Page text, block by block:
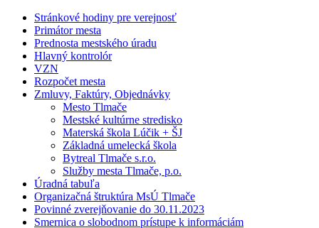
Stránkové hodiny pre verejnosť
Primátor mesta
Prednosta mestského úradu
Hlavný kontrolór
VZN
Rozpočet mesta
Zmluvy, Faktúry, Objednávky
Mesto Tlmače
Mestské kultúrne stredisko
Materská škola Lúčik + ŠJ
Základná umelecká škola
Bytreal Tlmače s.r.o.
Služby mesta Tlmače, p.o.
Úradná tabuľa
Organizačná štruktúra MsÚ Tlmače
Povinné zverejňovanie do 30.11.2023
Smernica o slobodnom prístupe k informáciám